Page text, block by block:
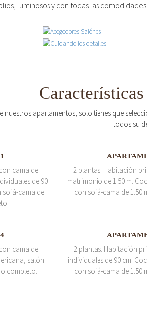
luminosos y con todas las
nuestros apartamentos, solo tienes que
todos su
cama de
de 90
sofá-cama de
2 plantas. Habitación
matrimonio de 1.50 m.
con sofá-cama de 1.50
cama de
salón
completo.
2 plantas. Habitación
individuales de 90 cm.
con sofá-cama de 1.50